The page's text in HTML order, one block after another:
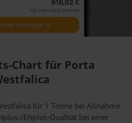
Chart für Porta
für 1 Tonne bei Abnahme
ENplus-Qualität bei einer